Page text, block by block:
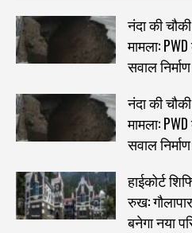
नंदा की
मामला:
सवाल
नंदा की
मामला:
सवाल
हाईकोर्ट
रुख:
बनेगा नया